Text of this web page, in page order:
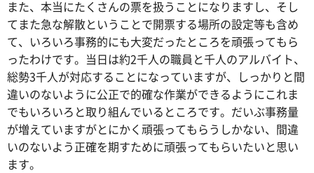
また、本当にたくさんの票を扱うことになりますし、そし
てまた急な解散ということで開票する場所の設定等も含め
て、いろいろ事務的にも大変だったところを頑張ってもら
ったわけです。当日は約2千人の職員と千人のアルバイト、
総勢3千人が対応することになっていますが、しっかりと間
違いのないように公正で的確な作業ができるようにこれま
でもいろいろと取り組んでいるところです。だいぶ事務量
が増えていますがとにかく頑張ってもらうしかない、間違
いのないよう正確を期すために頑張ってもらいたいと思い
ます。